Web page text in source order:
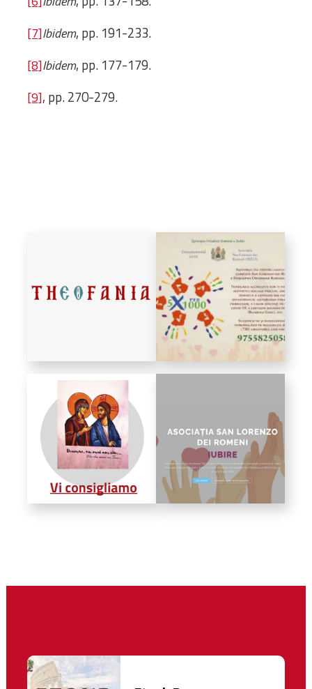
[7]Ibidem, pp. 191-233.
[8]Ibidem, pp. 177-179.
[9], pp. 270-279.